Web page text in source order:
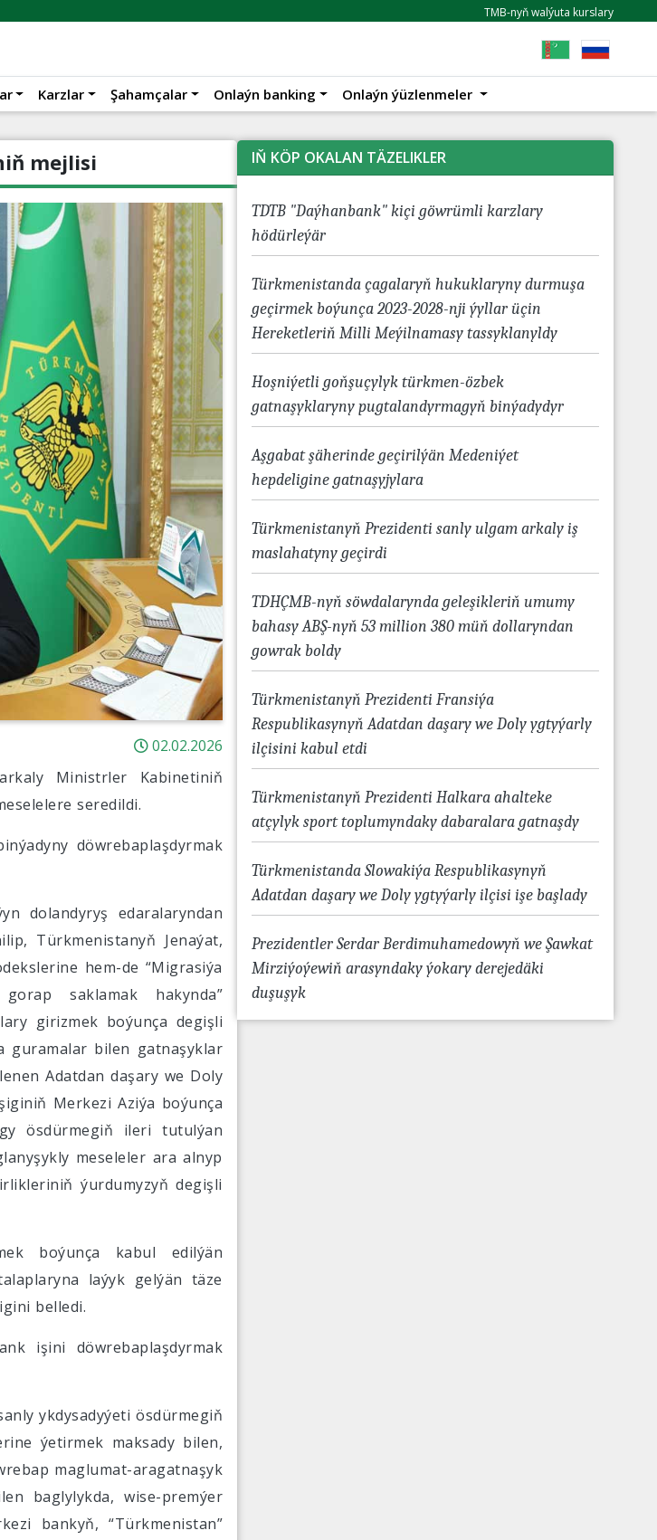
TMB-nyň walýuta kurslary
Karzlar Şahamçalar Onlaýn banking Onlaýn ýüzlenmeler
mejlisi
02.02.2026
Ministrler Kabinetiniň
seredildi.
döwrebaplaşdyrmak
dolandyryş edaralaryndan
Türkmenistanyň Jenaýat,
hem-de “Migrasiýa
saklamak hakynda”
girizmek boýunça degişli
guramalar bilen gatnaşyklar
Adatdan daşary we Doly
Merkezi Aziýa boýunça
ösdürmegiň ileri tutulýan
meseleler ara alnyp
ýurdumyzyň degişli
boýunça kabul edilýän
laýyk gelýän täze
belledi.
işini döwrebaplaşdyrmak
ykdysadyýeti ösdürmegiň
ýetirmek maksady bilen,
maglumat-aragatnaşyk
baglylykda, wise-premýer
bankyň, “Türkmenistan”
IŇ KÖP OKALAN TÄZELIKLER
TDTB "Daýhanbank" kiçi göwrümli karzlary
hödürleýär
Türkmenistanda çagalaryň hukuklaryny durmuşa
geçirmek boýunça 2023-2028-nji ýyllar üçin
Hereketleriň Milli Meýilnamasy tassyklanyldy
Hoşniýetli goňşuçylyk türkmen-özbek
gatnaşyklaryny pugtalandyrmagyň binýadydyr
Aşgabat şäherinde geçirilýän Medeniýet
hepdeligine gatnaşyjylara
Türkmenistanyň Prezidenti sanly ulgam arkaly iş
maslahatyny geçirdi
TDHÇMB-nyň söwdalarynda geleşikleriň umumy
bahasy ABŞ-nyň 53 million 380 müň dollaryndan
gowrak boldy
Türkmenistanyň Prezidenti Fransiýa
Respublikasynyň Adatdan daşary we Doly ygtyýarly
ilçisini kabul etdi
Türkmenistanyň Prezidenti Halkara ahalteke
atçylyk sport toplumyndaky dabaralara gatnaşdy
Türkmenistanda Slowakiýa Respublikasynyň
Adatdan daşary we Doly ygtyýarly ilçisi işe başlady
Prezidentler Serdar Berdimuhamedowyň we Şawkat
Mirziýoýewiň arasyndaky ýokary derejedäki
duşuşyk